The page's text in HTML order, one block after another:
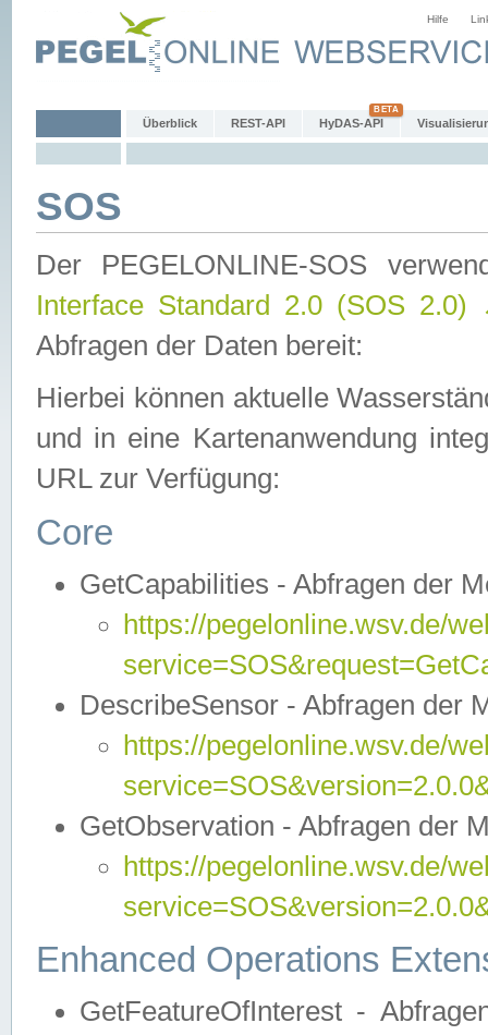
Hilfe
Überblick REST-API HyDAS-API
SOS
Der PEGELONLINE-SOS
Interface Standard 2.0 (SOS 2.0)
Abfragen der Daten bereit:
Hierbei können aktuelle
und in eine Kartenanwendung
URL zur Verfügung:
Core
GetCapabilities - Abfragen der
https://pegelonline.wsv.de/
DescribeSensor - Abfragen der
https://pegelonline.wsv.de/
GetObservation - Abfragen der
https://pegelonline.wsv.de/
Enhanced Operations
GetFeatureOfInterest -